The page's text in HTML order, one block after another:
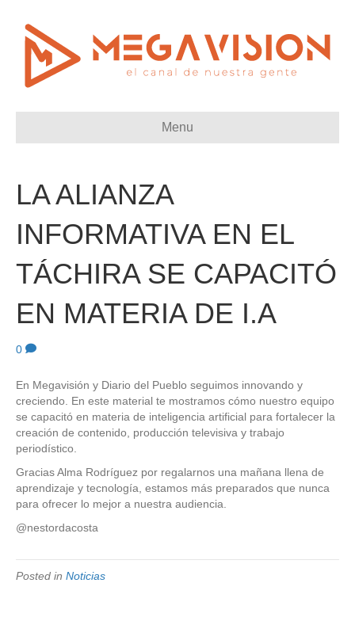
Menu
LA ALIANZA
INFORMATIVA EN EL
TÁCHIRA SE CAPACITÓ
EN MATERIA DE I.A
0
En Megavisión y Diario del Pueblo seguimos innovando y
creciendo. En este material te mostramos cómo nuestro equipo
se capacitó en materia de inteligencia artificial para fortalecer la
creación de contenido, producción televisiva y trabajo
periodístico.
Gracias Alma Rodríguez por regalarnos una mañana llena de
aprendizaje y tecnología, estamos más preparados que nunca
para ofrecer lo mejor a nuestra audiencia.
@nestordacosta
Posted in Noticias